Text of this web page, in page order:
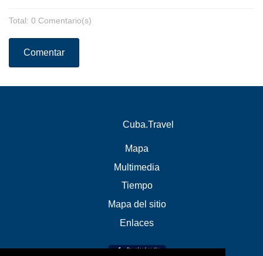
Total: 0 Comentario(s)
Comentar
Cuba.Travel
Mapa
Multimedia
Tiempo
Mapa del sitio
Enlaces